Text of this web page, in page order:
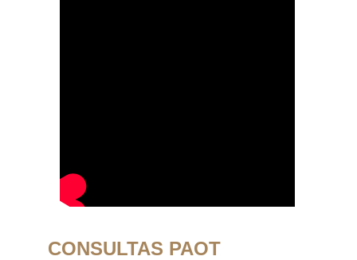
CONSULTAS PAOT